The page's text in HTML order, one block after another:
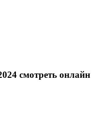
смотреть онлайн